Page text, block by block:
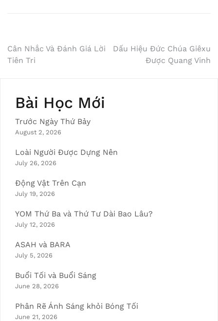
Post
Cân Nhắc Và Đánh Giá Lời
Tiên Tri
Dấu Hiệu Đức Chúa Giêxu
Được Quang Vinh
Bài Học Mới
Trước Ngày Thứ Bảy
August 2, 2026
Loài Người Được Dựng Nên
July 26, 2026
Động Vật Trên Cạn
July 19, 2026
YOM Thứ Ba và Thứ Tư Dài Bao Lâu?
July 12, 2026
ASAH và BARA
July 5, 2026
Buổi Tối và Buổi Sáng
June 28, 2026
Phân Rẽ Ánh Sáng khỏi Bóng Tối
June 21, 2026